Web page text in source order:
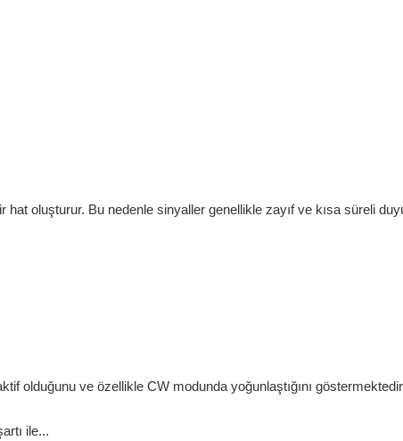
oluşturur. Bu nedenle sinyaller genellikle zayıf ve kısa süreli
olduğunu ve özellikle CW modunda yoğunlaştığını
ile...